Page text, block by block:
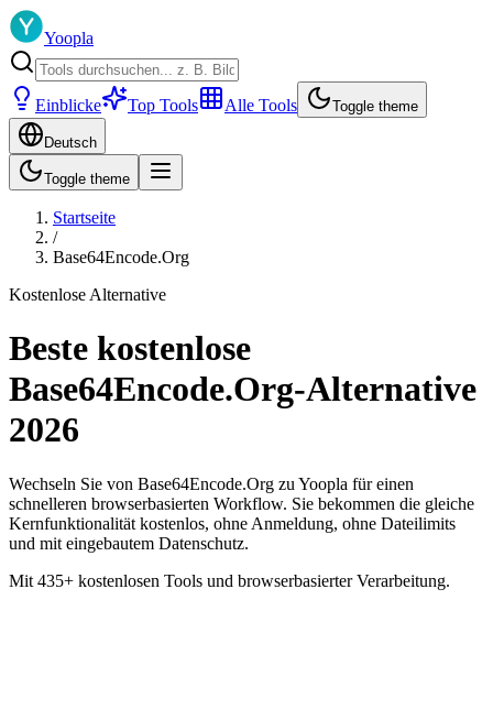
Yoopla
Einblicke Top Tools Alle Tools Toggle theme
Deutsch
Toggle theme
Startseite
/
Base64Encode.Org
Kostenlose Alternative
Beste kostenlose
Base64Encode.Org-Alternative
2026
Wechseln Sie von Base64Encode.Org zu Yoopla für einen
schnelleren browserbasierten Workflow. Sie bekommen die gleiche
Kernfunktionalität kostenlos, ohne Anmeldung, ohne Dateilimits
und mit eingebautem Datenschutz.
Mit 435+ kostenlosen Tools und browserbasierter Verarbeitung.